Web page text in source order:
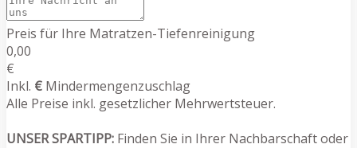
Preis für Ihre Matratzen-Tiefenreinigung
0,00
€
Inkl. € Mindermengenzuschlag
Alle Preise inkl. gesetzlicher Mehrwertsteuer.
UNSER SPARTIPP: Finden Sie in Ihrer Nachbarschaft oder